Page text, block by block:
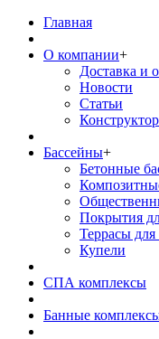
Главная
О компании+
Доставка и
Новости
Статьи
Бассейны+
Бетонные
Покрытия
Террасы для
Купели
СПА комплексы
Банные